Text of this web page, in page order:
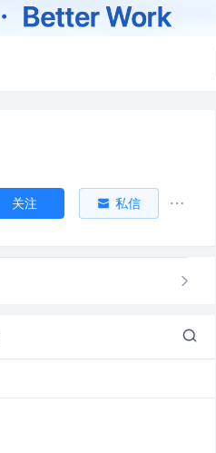
关注 私信